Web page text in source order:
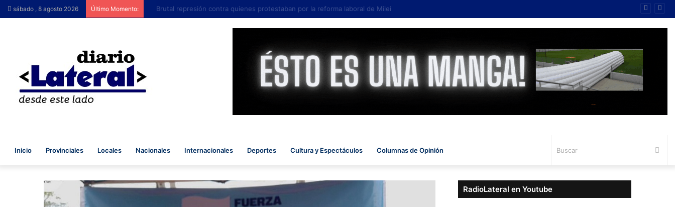
sábado , 8 agosto 2026 Último Momento: Brutal represión contra quienes protestaban por la reforma laboral de Milei
Inicio Provinciales Locales Nacionales Internacionales Deportes Cultura y Espectáculos Columnas de Opinión
RadioLateral en Youtube